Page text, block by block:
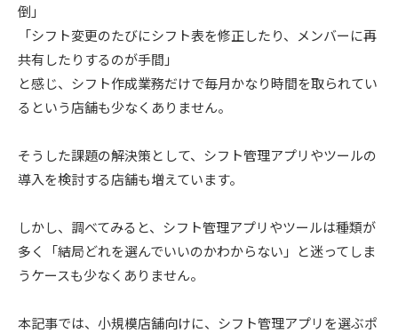
倒」
「シフト変更のたびにシフト表を修正したり、メンバーに再
共有したりするのが手間」
と感じ、シフト作成業務だけで毎月かなり時間を取られてい
るという店舗も少なくありません。
そうした課題の解決策として、シフト管理アプリやツールの
導入を検討する店舗も増えています。
しかし、調べてみると、シフト管理アプリやツールは種類が
多く「結局どれを選んでいいのかわからない」と迷ってしま
うケースも少なくありません。
本記事では、小規模店舗向けに、シフト管理アプリを選ぶポ